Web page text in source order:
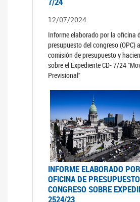
12/07/2024
Informe elaborado por la oficina
presupuesto del congreso (OPC)
comisión de presupuesto y
sobre el Expediente CD- 7/24
Previsional"
INFORME ELABORADO
OFICINA DE
CONGRESO SOBRE
2524/23